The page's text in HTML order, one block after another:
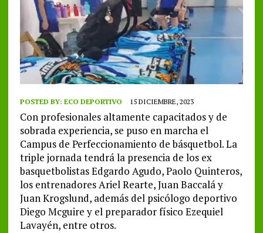
POSTED BY: ECO DEPORTIVO 15 DICIEMBRE, 2023
Con profesionales altamente capacitados y de
sobrada experiencia, se puso en marcha el
Campus de Perfeccionamiento de básquetbol. La
triple jornada tendrá la presencia de los ex
basquetbolistas Edgardo Agudo, Paolo Quinteros,
los entrenadores Ariel Rearte, Juan Baccalá y
Juan Krogslund, además del psicólogo deportivo
Diego Mcguire y el preparador físico Ezequiel
Lavayén, entre otros.